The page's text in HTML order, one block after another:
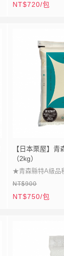
★柔軟彈潤越嚼越
NT$720/包
【日本栗屋】
（2kg）
★青森縣特A級品
★春季融雪灌溉滋
★清新甘甜晶瑩飽
NT$900
NT$750/包